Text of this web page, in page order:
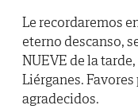
Le recordaremos
eterno descanso,
NUEVE de la
Liérganes.
agradecidos.